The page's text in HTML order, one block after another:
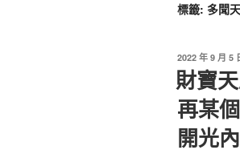
標籤: 多聞
2022 年 9 月 5
財寶
再某
開光